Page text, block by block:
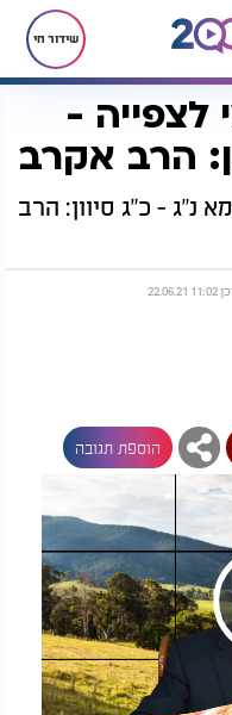
שידור חי
לצפייה -
הרב אקרב
נ"ג - כ"ג סיוון: הרב
הוספת תגובה